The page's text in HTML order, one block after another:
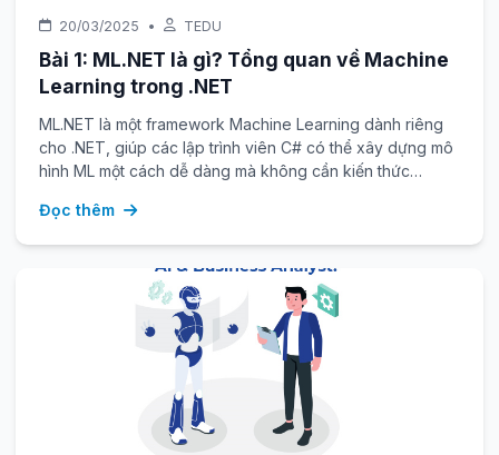
20/03/2025 • TEDU
Bài 1: ML.NET là gì? Tổng quan về Machine
Learning trong .NET
ML.NET là một framework Machine Learning dành riêng
cho .NET, giúp các lập trình viên C# có thể xây dựng mô
hình ML một cách dễ dàng mà không cần kiến thức
Đọc thêm